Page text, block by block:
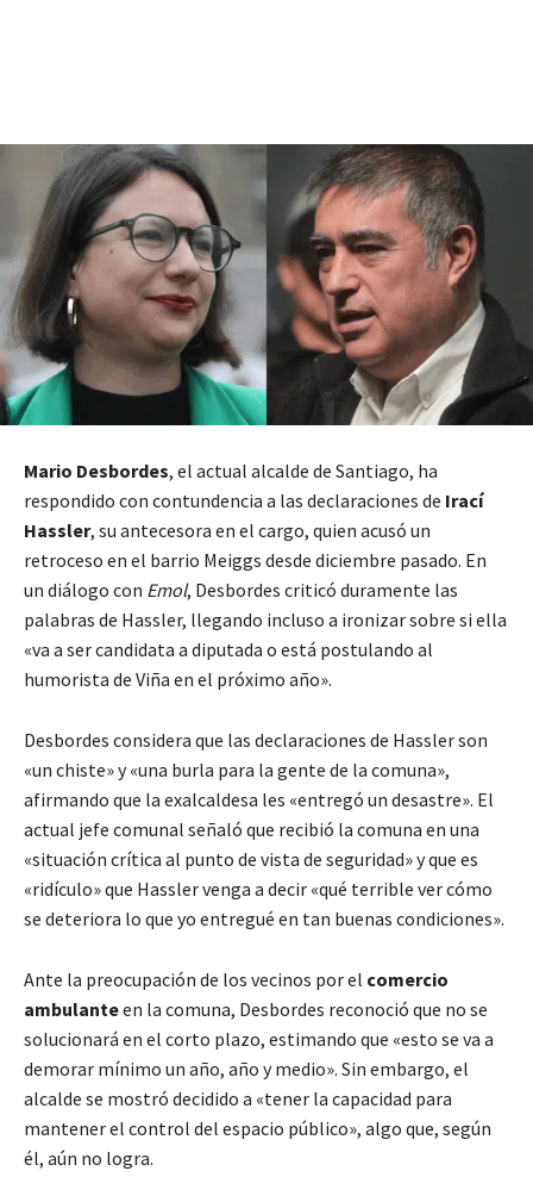
Mario Desbordes, el actual alcalde de Santiago, ha
respondido con contundencia a las declaraciones de Irací
Hassler, su antecesora en el cargo, quien acusó un
retroceso en el barrio Meiggs desde diciembre pasado. En
un diálogo con Emol, Desbordes criticó duramente las
palabras de Hassler, llegando incluso a ironizar sobre si ella
«va a ser candidata a diputada o está postulando al
humorista de Viña en el próximo año».
Desbordes considera que las declaraciones de Hassler son
«un chiste» y «una burla para la gente de la comuna»,
afirmando que la exalcaldesa les «entregó un desastre». El
actual jefe comunal señaló que recibió la comuna en una
«situación crítica al punto de vista de seguridad» y que es
«ridículo» que Hassler venga a decir «qué terrible ver cómo
se deteriora lo que yo entregué en tan buenas condiciones».
Ante la preocupación de los vecinos por el comercio
ambulanteen la comuna, Desbordes reconoció que no se
solucionará en el corto plazo, estimando que «esto se va a
demorar mínimo un año, año y medio». Sin embargo, el
alcalde se mostró decidido a «tener la capacidad para
mantener el control del espacio público», algo que, según
él, aún no logra.